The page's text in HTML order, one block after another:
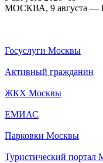
МОСКВА, 9 августа —
Госуслуги Москвы
Активный гражданин
ЖКХ Москвы
ЕМИАС
Парковки Москвы
Туристический портал